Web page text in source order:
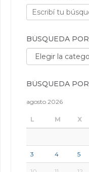
BÚSQUEDA
Búsqueda por
BÚSQUEDA
agosto 2026
L M X
3 4 5